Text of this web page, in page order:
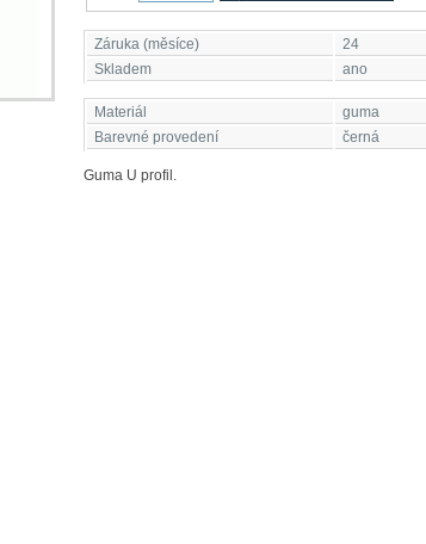
Záruka (měsíce)
24
Skladem
ano
Materiál
guma
Barevné provedení
černá
Guma U profil.